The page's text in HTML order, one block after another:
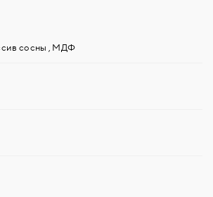
сосны МДФ